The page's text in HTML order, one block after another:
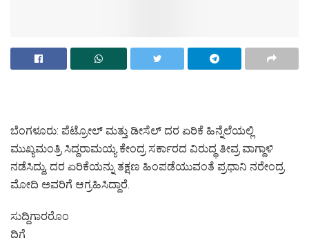
ಬೆಂಗಳೂರು: ಪೆಟ್ರೋಲ್ ಮತ್ತು ಡೀಸೆಲ್ ದರ ಏರಿಕೆ ಹಿನ್ನೆಲೆಯಲ್ಲಿ
ಮುಖ್ಯಮಂತ್ರಿ ಸಿದ್ದರಾಮಯ್ಯ ಕೇಂದ್ರ ಸರ್ಕಾರದ ವಿರುದ್ಧ ತೀವ್ರ ವಾಗ್ದಾಳಿ
ನಡೆಸಿದ್ದು, ದರ ಏರಿಕೆಯನ್ನು ತಕ್ಷಣ ಹಿಂಪಡೆಯುವಂತೆ ಪ್ರಧಾನಿ ನರೇಂದ್ರ
ಮೋದಿ ಅವರಿಗೆ ಆಗ್ರಹಿಸಿದ್ದಾರೆ.
ಸುದ್ದಿಗಾರರೊಂ
ದಿಗೆ